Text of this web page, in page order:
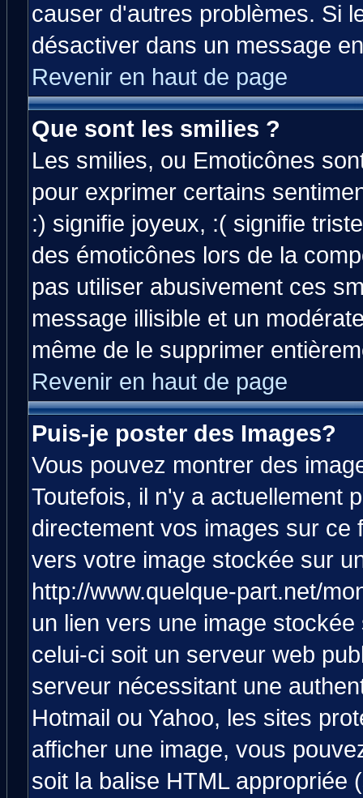
causer d'autres problèmes. Si
désactiver dans un message
Revenir en haut de page
Que sont les smilies ?
Les smilies, ou Emoticônes
pour exprimer certains
:) signifie joyeux, :( signifie
des émoticônes lors de la
pas utiliser abusivement ces
message illisible et un
même de le supprimer
Revenir en haut de page
Puis-je poster des Images?
Vous pouvez montrer des
Toutefois, il n'y a actuellement
directement vos images sur ce
vers votre image stockée sur
http://www.quelque-part.net/
un lien vers une image
celui-ci soit un serveur web
serveur nécessitant une
Hotmail ou Yahoo, les sites
afficher une image, vous
soit la balise HTML appropriée